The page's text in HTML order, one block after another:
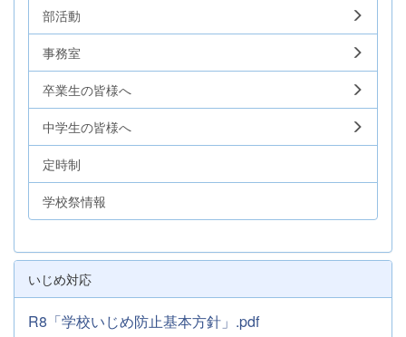
部活動
事務室
卒業生の皆様へ
中学生の皆様へ
定時制
学校祭情報
いじめ対応
R8「学校いじめ防止基本方針」.pdf